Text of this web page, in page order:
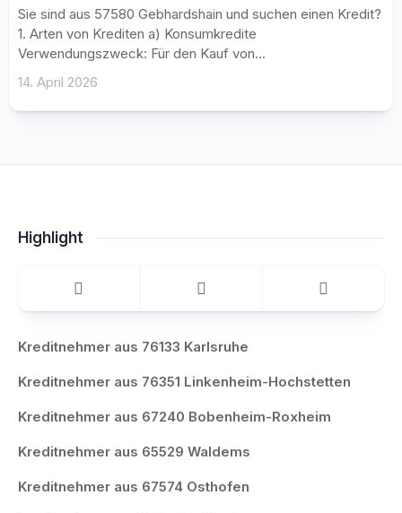
Sie sind aus 57580 Gebhardshain und suchen einen Kredit?
1. Arten von Krediten a) Konsumkredite
Verwendungszweck: Für den Kauf von...
14. April 2026
Highlight
Kreditnehmer aus 76133 Karlsruhe
Kreditnehmer aus 76351 Linkenheim-Hochstetten
Kreditnehmer aus 67240 Bobenheim-Roxheim
Kreditnehmer aus 65529 Waldems
Kreditnehmer aus 67574 Osthofen